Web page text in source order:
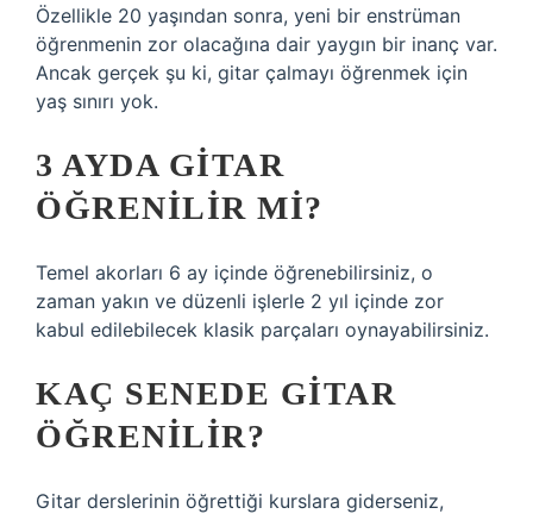
Özellikle 20 yaşından sonra, yeni bir enstrüman
öğrenmenin zor olacağına dair yaygın bir inanç var.
Ancak gerçek şu ki, gitar çalmayı öğrenmek için
yaş sınırı yok.
3 AYDA GITAR
ÖĞRENILIR MI?
Temel akorları 6 ay içinde öğrenebilirsiniz, o
zaman yakın ve düzenli işlerle 2 yıl içinde zor
kabul edilebilecek klasik parçaları oynayabilirsiniz.
KAÇ SENEDE GITAR
ÖĞRENILIR?
Gitar derslerinin öğrettiği kurslara giderseniz,